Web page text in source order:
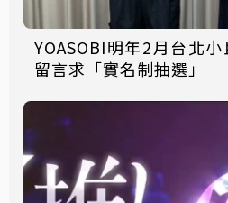
YOASOBI明年2月台北
留言求「實名制抽選」